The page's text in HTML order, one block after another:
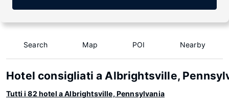
Search Map POI Nearby
Hotel consigliati a Albrightsville,
Tutti i 82 hotel a Albrightsville, Pennsylvania